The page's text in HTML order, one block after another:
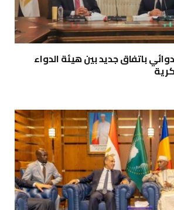
باتفاق جديد بين هيئة الدواء